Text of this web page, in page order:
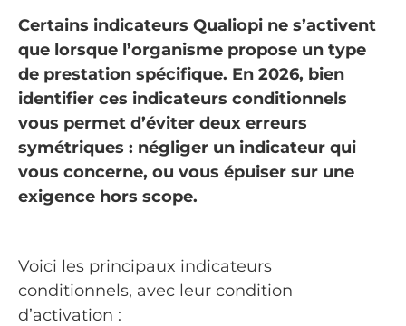
Certains indicateurs Qualiopi ne s’activent
que lorsque l’organisme propose un type
de prestation spécifique. En 2026, bien
identifier ces indicateurs conditionnels
vous permet d’éviter deux erreurs
symétriques : négliger un indicateur qui
vous concerne, ou vous épuiser sur une
exigence hors scope.
Voici les principaux indicateurs
conditionnels, avec leur condition
d’activation :